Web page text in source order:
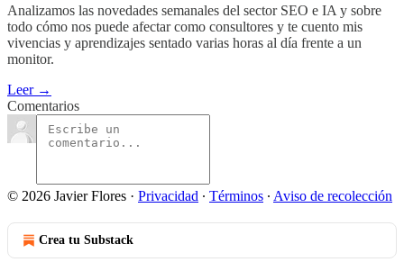
Analizamos las novedades semanales del sector SEO e IA y sobre
todo cómo nos puede afectar como consultores y te cuento mis
vivencias y aprendizajes sentado varias horas al día frente a un
monitor.
Leer →
Comentarios
© 2026 Javier Flores · Privacidad ∙ Términos ∙ Aviso de recolección
Crea tu Substack